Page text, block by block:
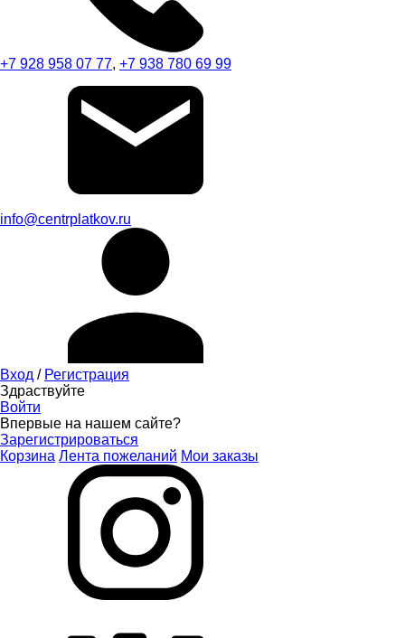
+7 928 958 07 77, +7 938 780 69 99
info@centrplatkov.ru
Вход / Регистрация
Здраствуйте
Войти
Впервые на нашем сайте?
Зарегистрироваться
Корзина Лента пожеланий Мои заказы